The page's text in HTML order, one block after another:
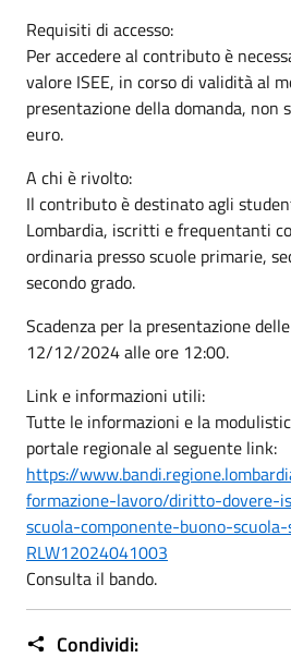
Requisiti di accesso:
Per accedere al contributo è
valore ISEE, in corso di validità al
presentazione della domanda, non
euro.
A chi è rivolto:
Il contributo è destinato agli
Lombardia, iscritti e frequentanti
ordinaria presso scuole primarie,
secondo grado.
Scadenza per la presentazione
12/12/2024 alle ore 12:00.
Link e informazioni utili:
Tutte le informazioni e la
portale regionale al
https://
formazione-lavoro/diritto-dovere-
scuola-componente-buono-
RLW12024041003
Consulta il bando.
Condividi: